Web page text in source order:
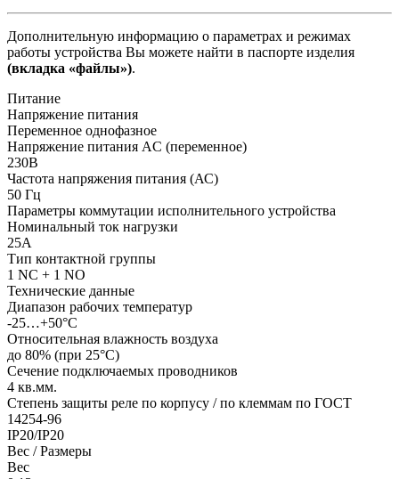
Дополнительную информацию о параметрах и режимах
работы устройства Вы можете найти в паспорте изделия
(вкладка «файлы»).
Питание
Напряжение питания
Переменное однофазное
Напряжение питания AC (переменное)
230В
Частота напряжения питания (АС)
50 Гц
Параметры коммутации исполнительного устройства
Номинальный ток нагрузки
25А
Тип контактной группы
1 NC + 1 NO
Технические данные
Диапазон рабочих температур
-25…+50°С
Относительная влажность воздуха
до 80% (при 25°С)
Сечение подключаемых проводников
4 кв.мм.
Степень защиты реле по корпусу / по клеммам по ГОСТ
14254-96
IP20/IP20
Вес / Размеры
Вес